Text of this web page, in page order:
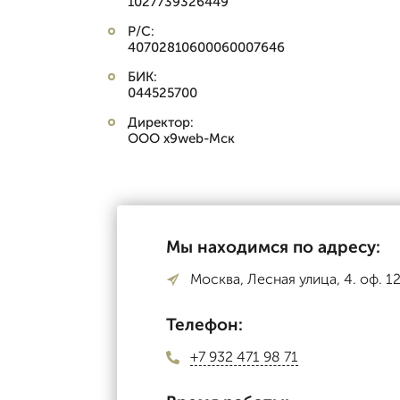
Р/С:
40702810600060007646
БИК:
044525700
Директор:
ООО x9web-Мск
Мы находимся по адресу:
Москва, Лесная улица, 4. оф. 12
Телефон:
+7 932 471 98 71